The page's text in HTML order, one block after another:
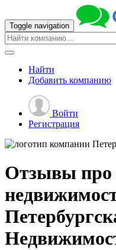
Toggle navigation
Найти
Добавить компанию
Войти
Регистрация
Отзывы про